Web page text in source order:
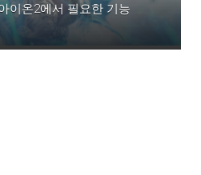
이온2에서 필요한 기능